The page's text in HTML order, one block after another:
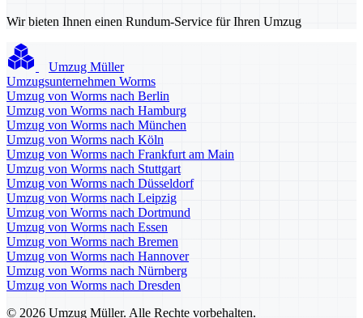
Wir bieten Ihnen einen Rundum-Service für Ihren Umzug
Umzug Müller
Umzugsunternehmen Worms
Umzug von Worms nach Berlin
Umzug von Worms nach Hamburg
Umzug von Worms nach München
Umzug von Worms nach Köln
Umzug von Worms nach Frankfurt am Main
Umzug von Worms nach Stuttgart
Umzug von Worms nach Düsseldorf
Umzug von Worms nach Leipzig
Umzug von Worms nach Dortmund
Umzug von Worms nach Essen
Umzug von Worms nach Bremen
Umzug von Worms nach Hannover
Umzug von Worms nach Nürnberg
Umzug von Worms nach Dresden
© 2026 Umzug Müller. Alle Rechte vorbehalten.